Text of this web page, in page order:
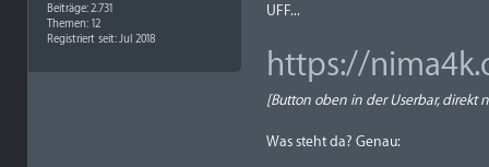
Beiträge: 2.731
Themen: 12
Registriert seit: Jul 2018
UFF...
https://
[Button oben in der Userbar,
Was steht da? Genau: